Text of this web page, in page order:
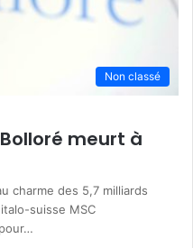
Non classé
meurt à
charme des 5,7 milliards
suisse MSC